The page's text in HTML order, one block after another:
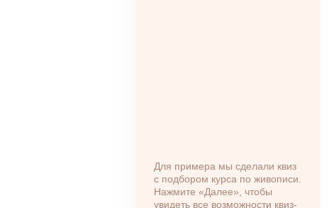
Для примера мы сделали квиз
с подбором курса по живописи.
Нажмите «Далее», чтобы
увидеть все возможности квиз-